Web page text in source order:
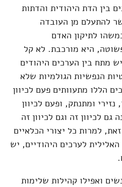
בין הדת היהודית והדתות
להתעלם מן העובדה
לתיקון האדם
היא מורכבת. לא קל
בין הערכים היהודים
הנפשיות הגולמיות שלא
הללו מתעוותים פעם לכיוון
ומתנתק, ופעם לכיוון
לכיוון זה וגם לכיוון זה
למרות כל יצורי הכלאיים
לערכים היהודיים, יש
ואפילו קהילות שלימות